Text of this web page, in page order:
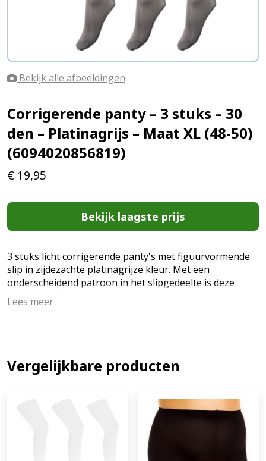
Bekijk alle afbeeldingen
Corrigerende panty – 3 stuks – 30
den – Platinagrijs – Maat XL (48-50)
(6094020856819)
€ 19,95
Bekijk laagste prijs
3 stuks licht corrigerende panty's met figuurvormende
slip in zijdezachte platinagrijze kleur. Met een
onderscheidend patroon in het slipgedeelte is deze
panty van 30 denier de perfecte panty voor elke
gelegenheid. De zijdeachtige glans geeft je benen een
platte buik en een prachtig silhouet. Of je nu op kantoor
bent of bij een speciale gelegenheid, dan is deze panty
van elegantie, comfort en ondersteuning, allemaal in
een prachtige panty. Maat: 48/50 (XL), 52/54, (XXL) Kleur:
Platinagrijs Materiaal: 87% Polyamide, 13% Elastaan
Wasvoorschrift: 30°C Verpakkingsinhoud: 3 stukS (EAN:
Lees meer
Vergelijkbare producten